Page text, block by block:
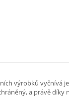
výrobků
a právě